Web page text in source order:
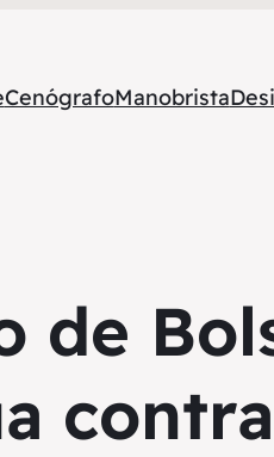
CenógrafoManobrista
de